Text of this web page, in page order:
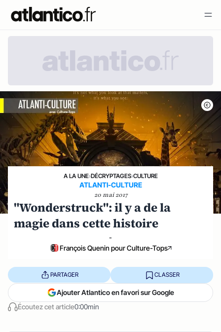
A LA UNE›DÉCRYPTAGES›CULTURE
ATLANTI-CULTURE
20 mai 2017
"Wonderstruck": il y a de la
magie dans cette histoire
-
François Quenin pour Culture-Tops
Écoutez cet article0:00min
PARTAGER CLASSER
Ajouter Atlantico en favori sur Google